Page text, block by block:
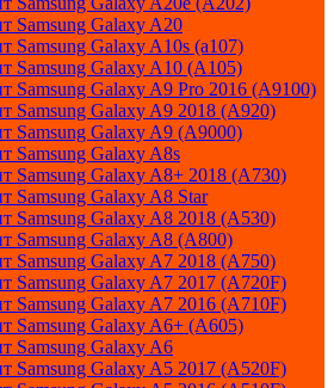
Samsung Galaxy A20
Samsung Galaxy A10s (a107)
Samsung Galaxy A10 (A105)
Samsung Galaxy A9 Pro 2016 (A9100)
Samsung Galaxy A9 2018 (A920)
Samsung Galaxy A9 (A9000)
Samsung Galaxy A8s
Samsung Galaxy A8+ 2018 (A730)
Samsung Galaxy A8 Star
Samsung Galaxy A8 2018 (A530)
Samsung Galaxy A8 (A800)
Samsung Galaxy A7 2018 (A750)
Samsung Galaxy A7 2017 (A720F)
Samsung Galaxy A7 2016 (A710F)
Samsung Galaxy A6+ (A605)
Samsung Galaxy A6
Samsung Galaxy A5 2017 (A520F)